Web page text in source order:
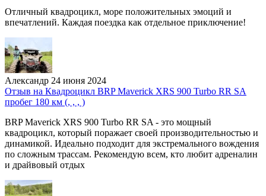
Отличный квадроцикл, море положительных эмоций и
впечатлений. Каждая поездка как отдельное приключение!
Александр 24 июня 2024
Отзыв на Квадроцикл BRP Maverick XRS 900 Turbo RR SA
пробег 180 км (, , , )
BRP Maverick XRS 900 Turbo RR SA - это мощный
квадроцикл, который поражает своей производительностью и
динамикой. Идеально подходит для экстремального вождения
по сложным трассам. Рекомендую всем, кто любит адреналин
и драйвовый отдых